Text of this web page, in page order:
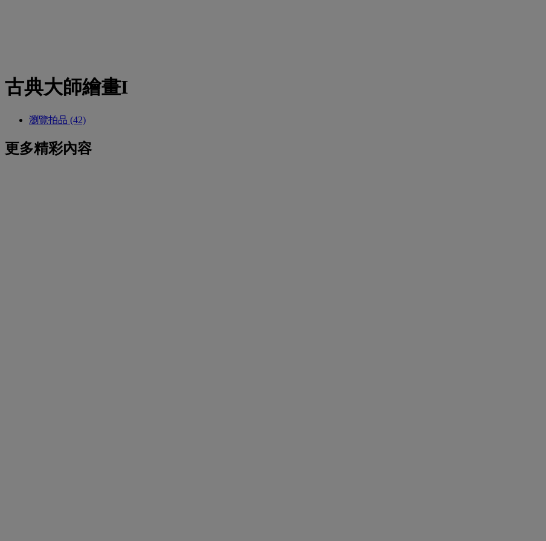
古典大師繪畫I
瀏覽拍品 (42)
更多精彩內容